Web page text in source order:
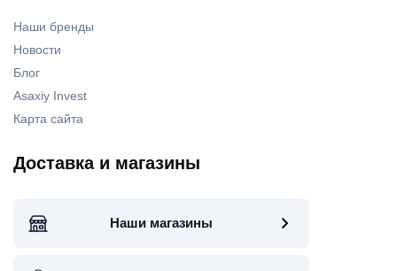
Наши бренды
Новости
Блог
Asaxiy Invest
Карта сайта
Доставка и магазины
Наши магазины